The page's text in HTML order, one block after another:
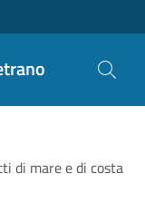
di mare e di costa